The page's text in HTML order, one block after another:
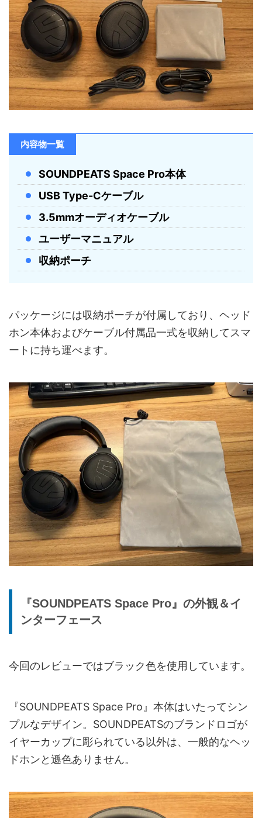
内容物一覧
SOUNDPEATS Space Pro本体
USB Type-Cケーブル
3.5mmオーディオケーブル
ユーザーマニュアル
収納ポーチ
パッケージには収納ポーチが付属しており、ヘッド
ホン本体およびケーブル付属品一式を収納してスマ
ートに持ち運べます。
『SOUNDPEATS Space Pro』の外観＆イ
ンターフェース
今回のレビューではブラック色を使用しています。
『SOUNDPEATS Space Pro』本体はいたってシン
プルなデザイン。SOUNDPEATSのブランドロゴが
イヤーカップに彫られている以外は、一般的なヘッ
ドホンと遜色ありません。